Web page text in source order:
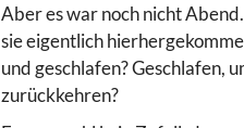
Aber es war noch nicht
sie eigentlich
und geschlafen? Geschlafen,
zurückkehren?